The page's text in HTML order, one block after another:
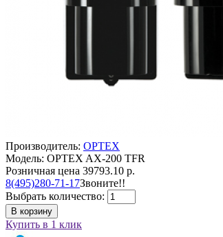
Производитель: OPTEX
Модель: OPTEX AX-200 TFR
Розничная цена 39793.10 р.
8(495)280-71-17Звоните!!
Выбрать количество:
В корзину
Купить в 1 клик